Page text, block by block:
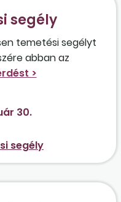
segély
temetési segélyt
abban az
30.
segély